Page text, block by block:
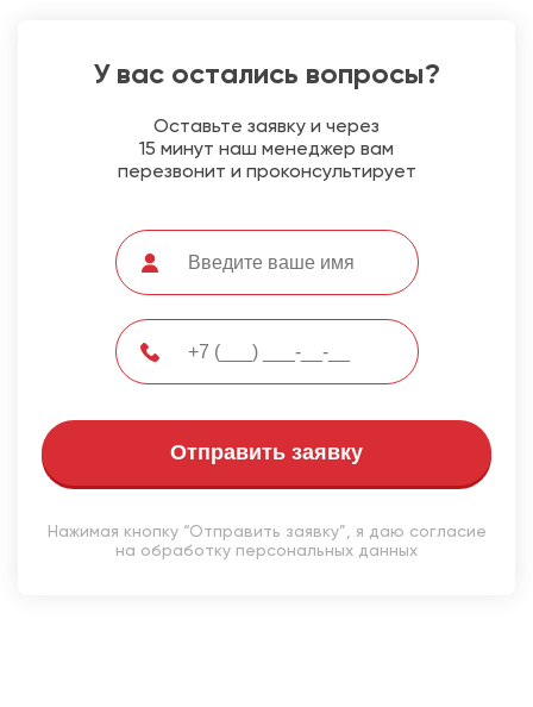
У вас остались вопросы?
Оставьте заявку и через
15 минут наш менеджер вам
перезвонит и проконсультирует
Отправить заявку
Нажимая кнопку “Отправить заявку”, я даю согласие
на обработку персональных данных